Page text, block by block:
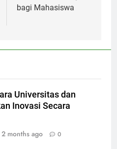
bagi Mahasiswa
Universitas dan
Inovasi Secara
2 months ago 0